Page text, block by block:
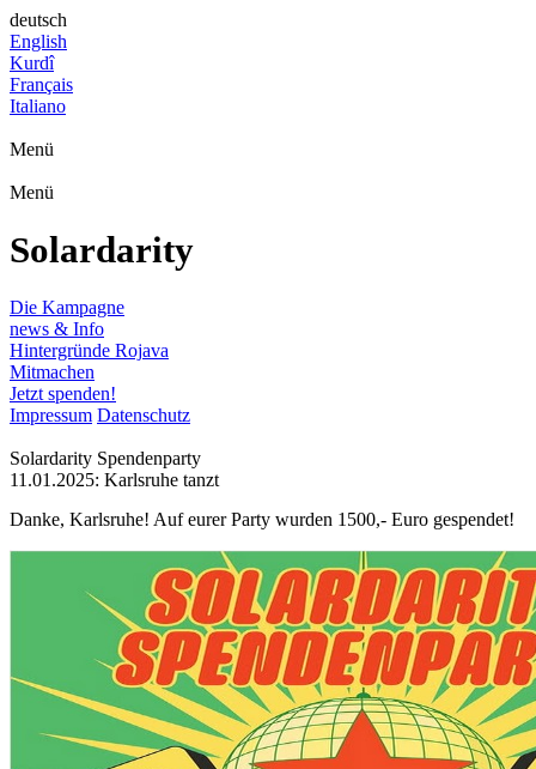
deutsch
English
Kurdî
Français
Italiano
Menü
Menü
Solardarity
Die Kampagne
news & Info
Hintergründe Rojava
Mitmachen
Jetzt spenden!
Impressum Datenschutz
Solardarity Spendenparty
11.01.2025: Karlsruhe tanzt
Danke, Karlsruhe! Auf eurer Party wurden 1500,- Euro gespendet!